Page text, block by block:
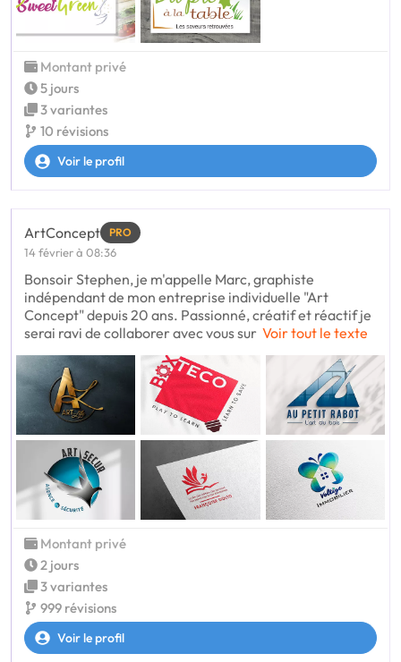
Montant privé
5 jours
3 variantes
10 révisions
Voir le profil
ArtConcept PRO
14 février à 08:36
Bonsoir Stephen, je m'appelle Marc, graphiste
indépendant de mon entreprise individuelle "Art
Concept" depuis 20 ans. Passionné, créatif et réactif je
serai ravi de collaborer avec vous sur Voir tout le texte
Montant privé
2 jours
3 variantes
999 révisions
Voir le profil